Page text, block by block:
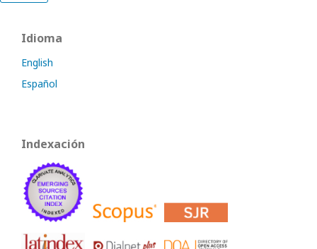
Idioma
English
Español
Indexación